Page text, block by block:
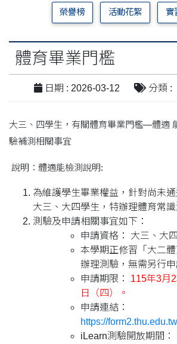
榮譽榜 活動花絮 實
體育畢業門檻
日期 : 2026-03-12 分類 :
大三、四學生，有關體育畢業門檻—體適
驗補測相關事宜
說明：體適能檢測說明:
為維護學生畢業權益，針對尚未
大三、大四學生，特辦理體育常識
測驗及申請相關事宜如下：
申請資格： 大三、大
本學期正修習「大二
辦理測驗，無需另行申
申請期限：
115年3月
日（四）。
申請連結：
https://
iLearn測驗開放期間